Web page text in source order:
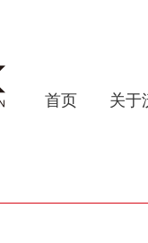
首页 关于